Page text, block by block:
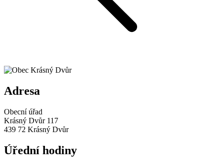
Adresa
Obecní úřad
Krásný Dvůr 117
439 72 Krásný Dvůr
Úřední hodiny